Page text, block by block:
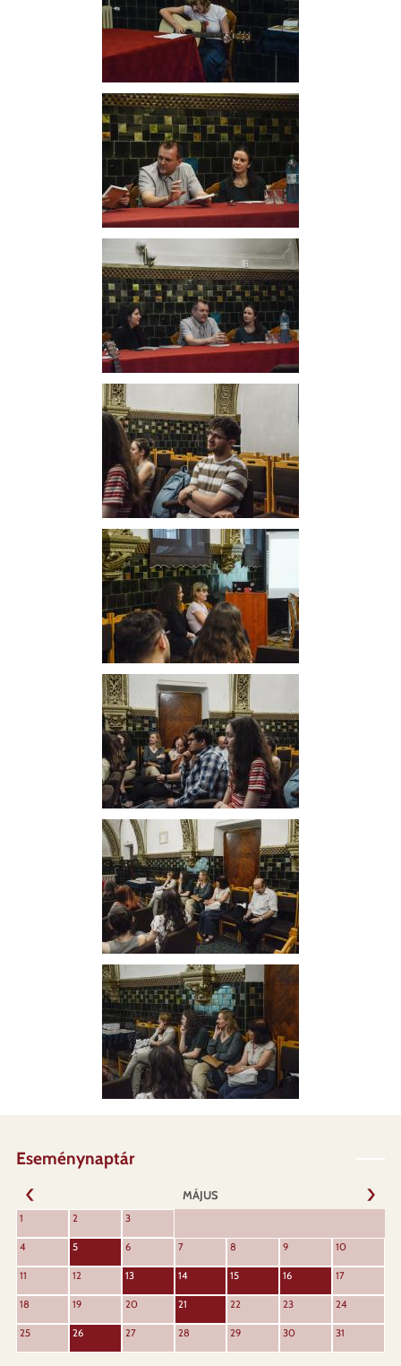
Eseménynaptár
ELŐZŐ
MÁJUS
1 2 3
4 5 6 7 8 9 10
11 12 13 14 15 16 17
18 19 20 21 22 23 24
25 26 27 28 29 30 31